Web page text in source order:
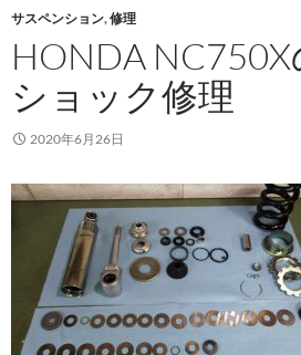
サスペンション,修理
HONDA
ショック修理
2020年6月26日